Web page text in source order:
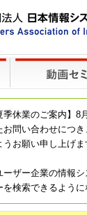
季休業のご案内】
お問い合わせにつ
うお願い申し上げま
ザー企業の情報シ
を検索できるように